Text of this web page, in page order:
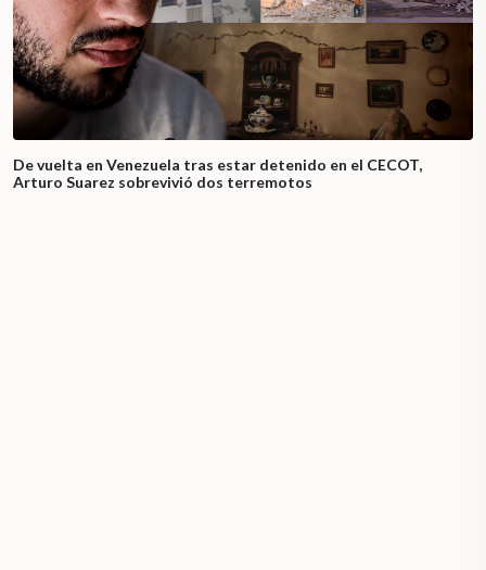
De vuelta en Venezuela tras estar detenido en el CECOT,
Arturo Suarez sobrevivió dos terremotos